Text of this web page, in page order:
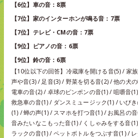
【6位】車の音：8票
【7位】家のインターホンが鳴る音：7票
【7位】テレビ・CMの音：7票
【9位】ピアノの音：6票
【9位】鈴の音：6票
【10位以下の回答】冷蔵庫を開ける音(5) / 家
声や音(3) / 足音(3) / 野菜を切る音(2) / 他の犬
電車の音(2) / 卓球のピンポンの音(1) / 咀嚼音
救急車の音(1) / ダンスミュージック(1) / いび
(1) / 蝉の声(1) / スマホを打つ音(1) / お風呂の
音みたいなこもった音(1) / くしゃみをする音
ラックの音(1) / ペットボトルをつぶす音(1) /